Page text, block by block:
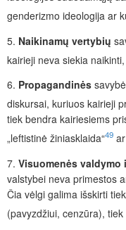
genderizmo ideologija ar
5. Naikinamų vertybių
kairieji neva siekia
6. Propagandinės
diskursai, kuriuos kairieji
tiek bendra kairiesiems
„leftistinė žiniasklaida“49
7. Visuomenės
valstybei neva primestos
Čia vėlgi galima išskirti
(pavyzdžiui, cenzūra),